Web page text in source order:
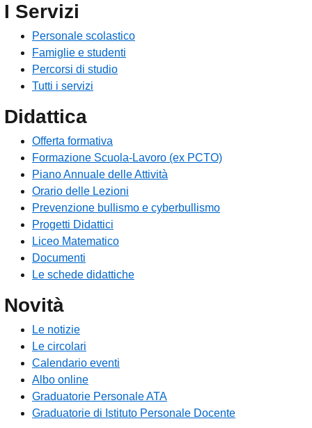
I Servizi
Personale scolastico
Famiglie e studenti
Percorsi di studio
Tutti i servizi
Didattica
Offerta formativa
Formazione Scuola-Lavoro (ex PCTO)
Piano Annuale delle Attività
Orario delle Lezioni
Prevenzione bullismo e cyberbullismo
Progetti Didattici
Liceo Matematico
Documenti
Le schede didattiche
Novità
Le notizie
Le circolari
Calendario eventi
Albo online
Graduatorie Personale ATA
Graduatorie di Istituto Personale Docente